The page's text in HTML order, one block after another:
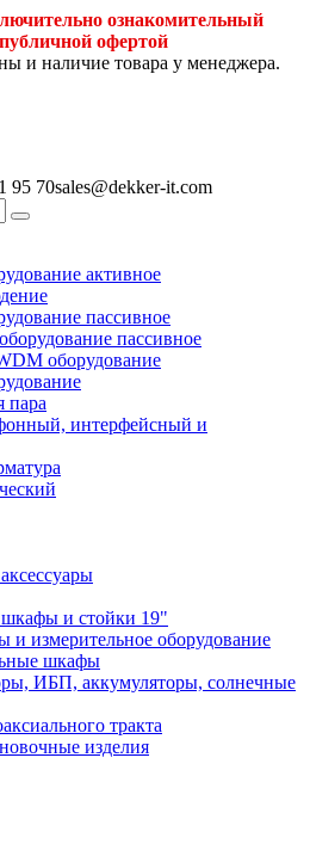
ознакомительный
офертой
и наличие товара у менеджера.
95 70sales@dekker-it.com
активное
пассивное
пассивное
оборудование
пара
интерфейсный и
и стойки 19"
и измерительное оборудование
шкафы
ИБП, аккумуляторы, солнечные
тракта
изделия